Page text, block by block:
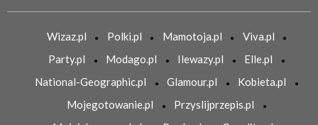
Wizaz.pl Polki.pl Mamotoja.pl
Viva.pl
Party.pl
Modago.pl Ilewazy.pl
Elle.pl
National-Geographic.pl
Glamour.pl
Kobieta.pl
Mojegotowanie.pl
Przyslijprzepis.pl